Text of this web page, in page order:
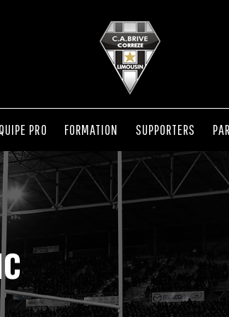
PRO FORMATION SUPPORTERS